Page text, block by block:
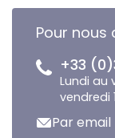
Pour
+33
Lundi au
vendredi
Par email